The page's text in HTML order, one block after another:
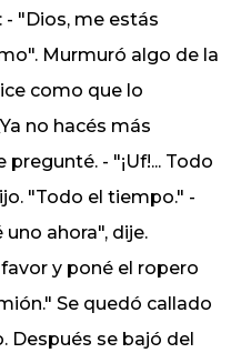
- "Dios, me estás
Murmuró algo de la
como que lo
no hacés más
pregunté. - "¡Uf!... Todo
"Todo el tiempo." -
uno ahora", dije.
y poné el ropero
Se quedó callado
Después se bajó del